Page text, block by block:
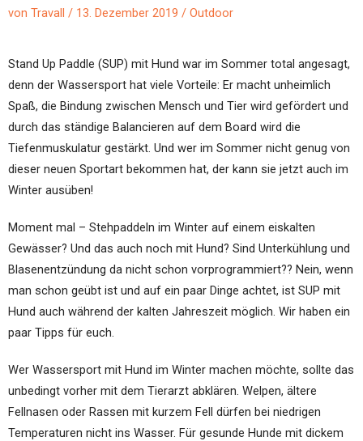
von Travall / 13. Dezember 2019 / Outdoor
Stand Up Paddle (SUP) mit Hund war im Sommer total angesagt,
denn der Wassersport hat viele Vorteile: Er macht unheimlich
Spaß, die Bindung zwischen Mensch und Tier wird gefördert und
durch das ständige Balancieren auf dem Board wird die
Tiefenmuskulatur gestärkt. Und wer im Sommer nicht genug von
dieser neuen Sportart bekommen hat, der kann sie jetzt auch im
Winter ausüben!
Moment mal – Stehpaddeln im Winter auf einem eiskalten
Gewässer? Und das auch noch mit Hund? Sind Unterkühlung und
Blasenentzündung da nicht schon vorprogrammiert?? Nein, wenn
man schon geübt ist und auf ein paar Dinge achtet, ist SUP mit
Hund auch während der kalten Jahreszeit möglich. Wir haben ein
paar Tipps für euch.
Wer Wassersport mit Hund im Winter machen möchte, sollte das
unbedingt vorher mit dem Tierarzt abklären. Welpen, ältere
Fellnasen oder Rassen mit kurzem Fell dürfen bei niedrigen
Temperaturen nicht ins Wasser. Für gesunde Hunde mit dickem